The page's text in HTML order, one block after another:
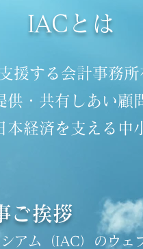
IACとは
援する会計事務所
・共有しあい顧
経済を支える中
ご挨拶
アム（IAC）のウェ